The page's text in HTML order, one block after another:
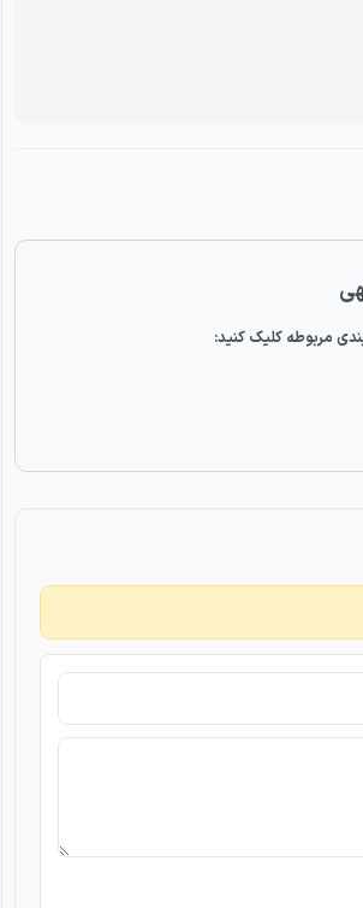
مربوطه کلیک کنید: